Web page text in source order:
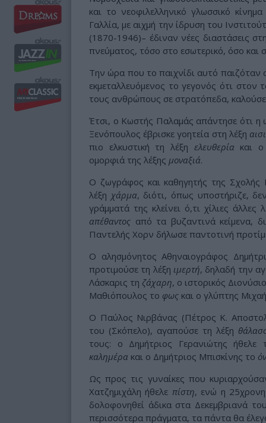
και το νεοφιλελληνικό γλωσσικό
Γαλλία, με αιχμή την ίδρυση του
(1870-1946)– έδιναν νέες διαστάσεις
πνεύματος, τόσο στο εσωτερικό, όσο και
Την ώρα που το παιχνίδι αυτό
εκμεταλλευόμενος το γεγονός ότι στον
τους ανθρώπους σε στρατόπεδα,
Έτσι, ο Κωστής Παλαμάς απάντησε ότι η
Ξενόπουλος έβρισκε γοητεία στη λέξη
πιο ελκυστική τη λέξη ελευθερία και
ομορφιά της λέξης μοναξιά.
Ο ζωγράφος και καθηγητής της
λέξη χάρμα, διότι, όπως υποστήριζε,
γράμματά της κλείνει ό,τι χίλιες
απέθαντος από τα βυζαντινά κείμενα,
Παντελής Χορν δήλωσε παντοτινή
Ο αλησμόνητος Αθηναιογράφος
προτιμούσε τη λέξη ιμερτή, δηλαδή την
Λάσκαρις τη ζάχαρη, ο ιστορικός
Μαθιόπουλος το φως και ο γλύπτης
Ο Παύλος Νιρβάνας (Πέτρος Κ.
του (Σκόπελο), αγαπούσε τη λέξη
τους: o Δημήτριος Γερανιώτης
καλημέρα και ο Δημήτριος Μπισκίνης το
Ως προς τις γυναίκες που
Χατζημιχάλη ήθελε πίστη, ενώ η
δολοφονηθεί άδικα στα Δεκεμβριανά
περισσότερα πράγματα, τα πάντα θα